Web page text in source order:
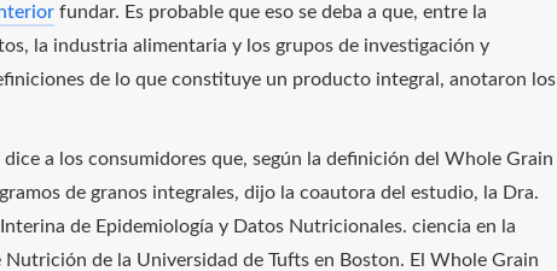
fundar. Es probable que eso se deba a que, entre la
la industria alimentaria y los grupos de investigación y
de lo que constituye un producto integral, anotaron los
a los consumidores que, según la definición del Whole Grain
de granos integrales, dijo la coautora del estudio, la Dra.
de Epidemiología y Datos Nutricionales. ciencia en la
Nutrición de la Universidad de Tufts en Boston. El Whole Grain